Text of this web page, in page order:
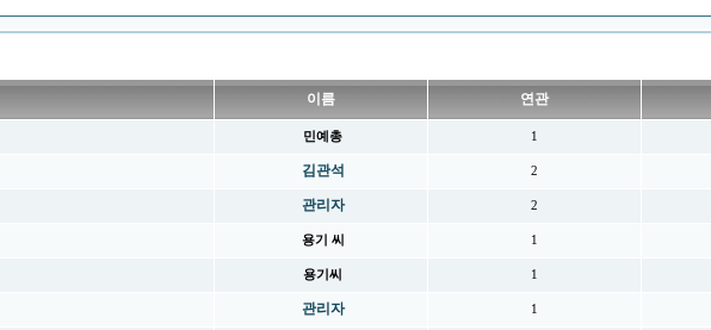
이름 연관
민예총 1
김관석 2
관리자 2
용기 씨 1
용기씨 1
관리자 1